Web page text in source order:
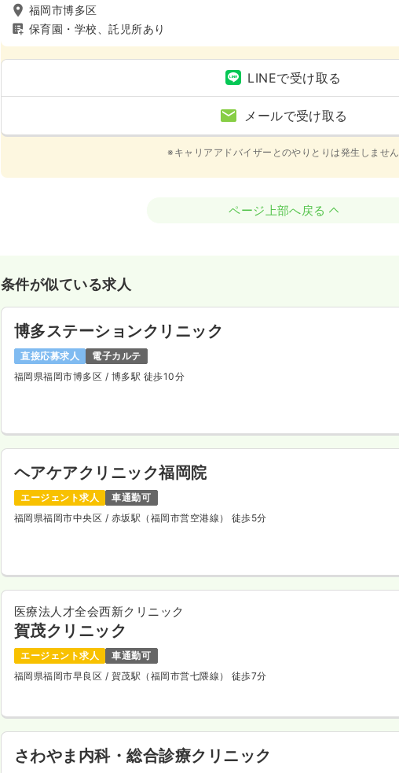
福岡市博多区
保育園・学校、託児所あり
LINEで受け取る
メールで受け取る
※キャリアアドバイザーとのやりとりは発生しません
ページ上部へ戻る
条件が似ている求人
博多ステーションクリニック
直接応募求人
電子カルテ
福岡県福岡市博多区 / 博多駅 徒歩10分
ヘアケアクリニック福岡院
エージェント求人
車通勤可
福岡県福岡市中央区 / 赤坂駅（福岡市営空港線） 徒歩5分
医療法人才全会西新クリニック
賀茂クリニック
エージェント求人
車通勤可
福岡県福岡市早良区 / 賀茂駅（福岡市営七隈線） 徒歩7分
さわやま内科・総合診療クリニック